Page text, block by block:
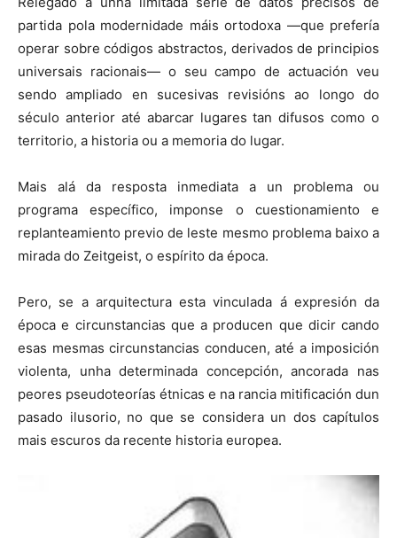
partida pola modernidade máis ortodoxa —que prefería
operar sobre códigos abstractos, derivados de principios
universais racionais— o seu campo de actuación veu
sendo ampliado en sucesivas revisións ao longo do
século anterior até abarcar lugares tan difusos como o
territorio, a historia ou a memoria do lugar.
Mais alá da resposta inmediata a un problema ou
programa específico, imponse o cuestionamiento e
replanteamiento previo de leste mesmo problema baixo a
mirada do Zeitgeist, o espírito da época.
Pero, se a arquitectura esta vinculada á expresión da
época e circunstancias que a producen que dicir cando
esas mesmas circunstancias conducen, até a imposición
violenta, unha determinada concepción, ancorada nas
peores pseudoteorías étnicas e na rancia mitificación dun
pasado ilusorio, no que se considera un dos capítulos
mais escuros da recente historia europea.